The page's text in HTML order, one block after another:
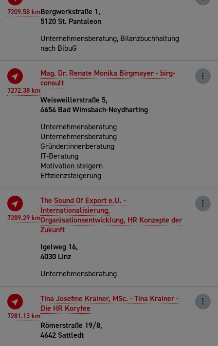
7209.58 kmBergwerkstraße 1,
5120 St. Pantaleon
Unternehmensberatung, Bilanzbuchhaltung
nach BibuG
7272.38 km
Mag. Dr. Renate Monika Birgmayer - birg-
consult
Weisweillerstraße 5,
4654 Bad Wimsbach-Neydharting
Unternehmensberatung
Unternehmensberatung
Gründer:innenberatung
IT-Beratung
Motivation steigern
Effizienzsteigerung
7289.29 km
The Sound Of Export e.U. -
Internationalisierung,
Organisationsentwicklung, HR Konzepte der
Zukunft
Igelweg 16,
4030 Linz
Unternehmensberatung
7281.13 km
Tina Josefine Krainer, MSc. - Tina Krainer -
Die HR Koryfee
Römerstraße 19/8,
4642 Sattledt